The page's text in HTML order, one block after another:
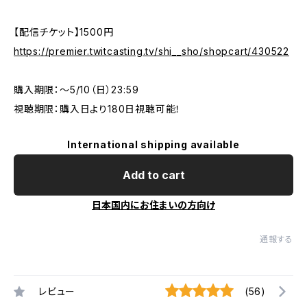
【配信チケット】1500円
https://premier.twitcasting.tv/shi__sho/shopcart/430522
購入期限：〜5/10（日）23:59
視聴期限：購入日より180日視聴可能！
International shipping available
Add to cart
日本国内にお住まいの方向け
通報する
レビュー (56)